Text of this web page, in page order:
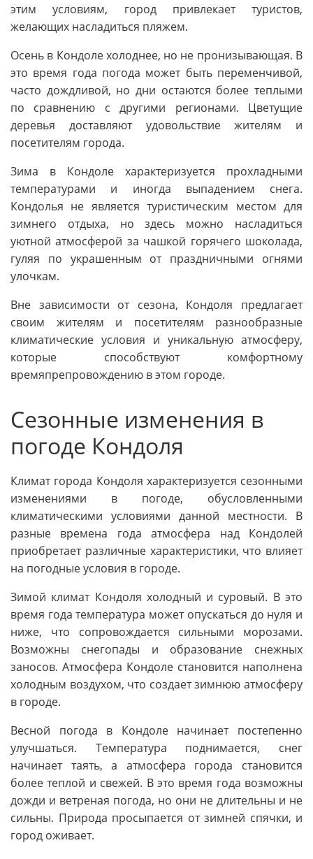
этим условиям, город привлекает туристов,
желающих насладиться пляжем.
Осень в Кондоле холоднее, но не пронизывающая. В
это время года погода может быть переменчивой,
часто дождливой, но дни остаются более теплыми
по сравнению с другими регионами. Цветущие
деревья доставляют удовольствие жителям и
посетителям города.
Зима в Кондоле характеризуется прохладными
температурами и иногда выпадением снега.
Кондолья не является туристическим местом для
зимнего отдыха, но здесь можно насладиться
уютной атмосферой за чашкой горячего шоколада,
гуляя по украшенным от праздничными огнями
улочкам.
Вне зависимости от сезона, Кондоля предлагает
своим жителям и посетителям разнообразные
климатические условия и уникальную атмосферу,
которые способствуют комфортному
времяпрепровождению в этом городе.
Сезонные изменения в
погоде Кондоля
Климат города Кондоля характеризуется сезонными
изменениями в погоде, обусловленными
климатическими условиями данной местности. В
разные времена года атмосфера над Кондолей
приобретает различные характеристики, что влияет
на погодные условия в городе.
Зимой климат Кондоля холодный и суровый. В это
время года температура может опускаться до нуля и
ниже, что сопровождается сильными морозами.
Возможны снегопады и образование снежных
заносов. Атмосфера Кондоле становится наполнена
холодным воздухом, что создает зимнюю атмосферу
в городе.
Весной погода в Кондоле начинает постепенно
улучшаться. Температура поднимается, снег
начинает таять, а атмосфера города становится
более теплой и свежей. В это время года возможны
дожди и ветреная погода, но они не длительны и не
сильны. Природа просыпается от зимней спячки, и
город оживает.